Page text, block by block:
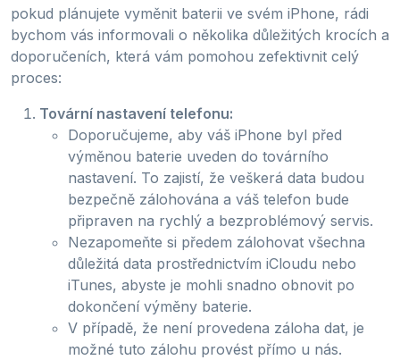
pokud plánujete vyměnit baterii ve svém iPhone, rádi
bychom vás informovali o několika důležitých krocích a
doporučeních, která vám pomohou zefektivnit celý
proces:
Tovární nastavení telefonu:
Doporučujeme, aby váš iPhone byl před
výměnou baterie uveden do továrního
nastavení. To zajistí, že veškerá data budou
bezpečně zálohována a váš telefon bude
připraven na rychlý a bezproblémový servis.
Nezapomeňte si předem zálohovat všechna
důležitá data prostřednictvím iCloudu nebo
iTunes, abyste je mohli snadno obnovit po
dokončení výměny baterie.
V případě, že není provedena záloha dat, je
možné tuto zálohu provést přímo u nás.